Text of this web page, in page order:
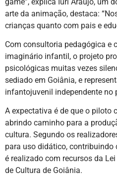
arte da animação, destaca:
crianças quanto com pais e
Com consultoria pedagógica e
imaginário infantil, o projeto
psicológicas muitas vezes
sediado em Goiânia, e
infantojuvenil independente no
A expectativa é de que o piloto
abrindo caminho para a
cultura. Segundo os
para uso didático, contribuindo
é realizado com recursos da
de Cultura de Goiânia.